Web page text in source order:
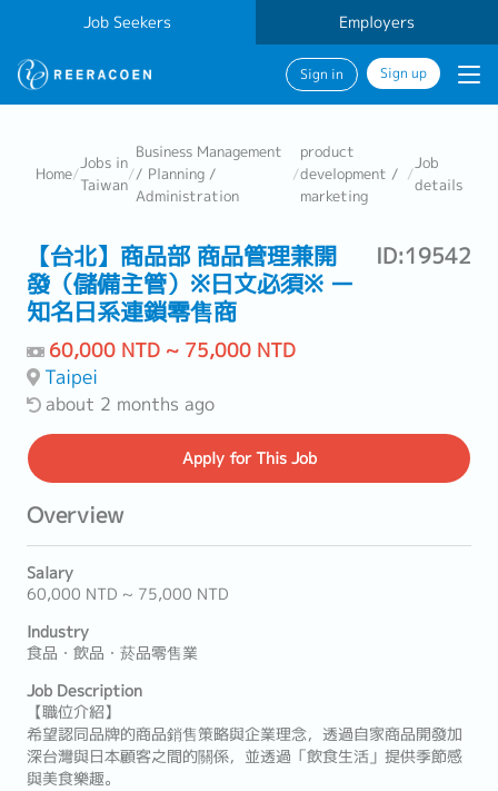
Job Seekers Employers
Sign in Sign up
Home/
Jobs in
Taiwan
/
Business Management
/ Planning /
Administration
/
product
development /
marketing
/
Job
details
【台北】商品部 商品管理兼開
發（儲備主管）※日文必須※ ー
知名日系連鎖零售商
ID:19542
60,000 NTD ~ 75,000 NTD
Taipei
about 2 months ago
Applyfor This Job
Overview
Salary
60,000 NTD ~ 75,000 NTD
Industry
食品・飲品・菸品零售業
Job Description
【職位介紹】
希望認同品牌的商品銷售策略與企業理念，透過自家商品開發加
深台灣與日本顧客之間的關係，並透過「飲食生活」提供季節感
與美食樂趣。